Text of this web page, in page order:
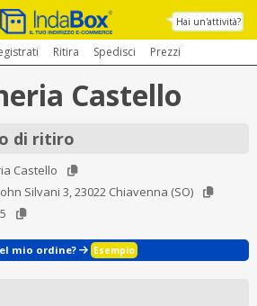
Hai un'attività?
Ritira Spedisci Prezzi
Castello
di ritiro
Castello
Silvani 3, 23022 Chiavenna (SO)
mio ordine? Esempio